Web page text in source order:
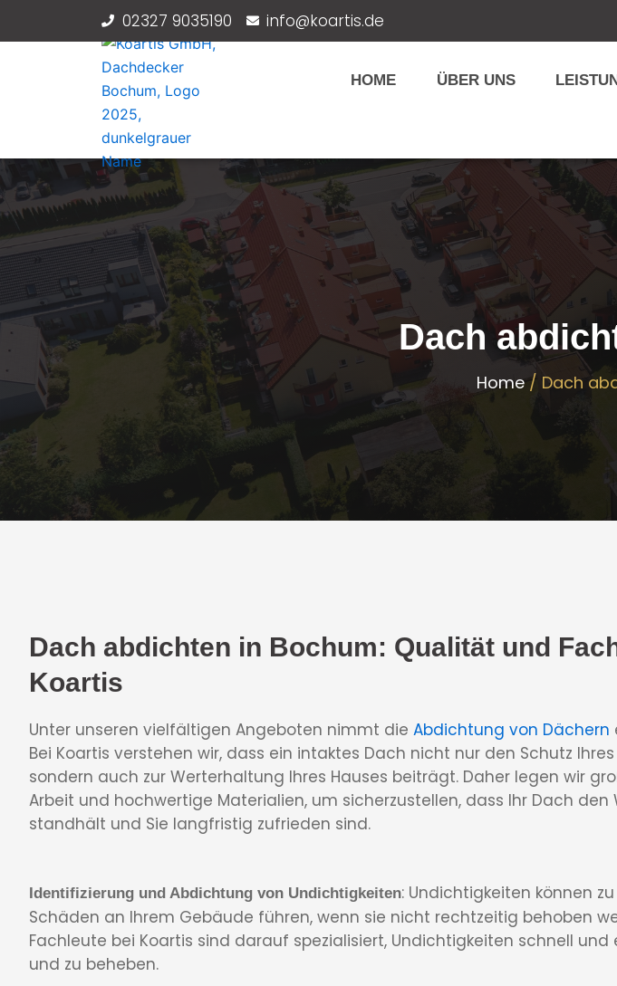
02327 9035190 info@koartis.de
HOME ÜBER UNS
Dach
Home/ Dach
Dach abdichten in Bochum: Qualität und
Koartis
Unter unseren vielfältigen Angeboten nimmt die Abdichtung von Dächern
Bei Koartis verstehen wir, dass ein intaktes Dach nicht nur den Schutz
sondern auch zur Werterhaltung Ihres Hauses beiträgt. Daher legen wir
Arbeit und hochwertige Materialien, um sicherzustellen, dass Ihr Dach
standhält und Sie langfristig zufrieden sind.
Identifizierung und Abdichtung von Undichtigkeiten: Undichtigkeiten können
Schäden an Ihrem Gebäude führen, wenn sie nicht rechtzeitig behoben
Fachleute bei Koartis sind darauf spezialisiert, Undichtigkeiten schnell
und zu beheben.